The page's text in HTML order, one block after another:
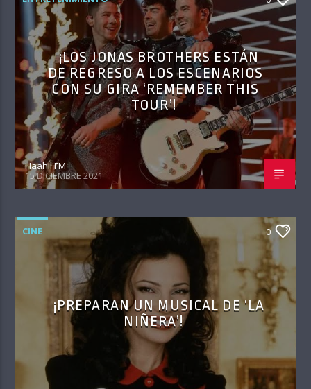
¡LOS JONAS BROTHERS ESTÁN
DE REGRESO A LOS ESCENARIOS
CON SU GIRA ‘REMEMBER THIS
TOUR’!
Haahil FM
15 DICIEMBRE 2021
CINE 0
¡PREPARAN UN MUSICAL DE ‘LA
NIÑERA’!